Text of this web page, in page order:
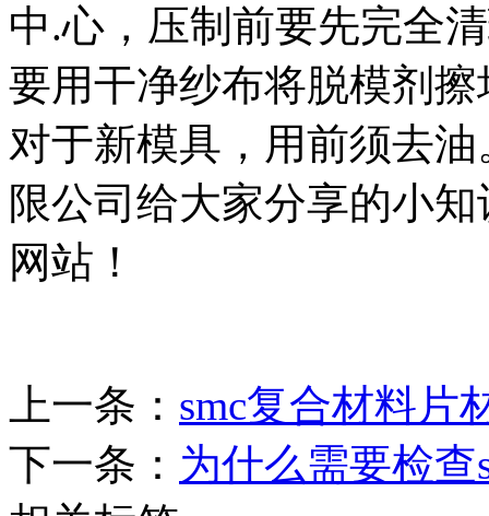
中.心，压制前要先完全
要用干净纱布将脱模剂
对于新模具，用前须去
限公司给大家分享的小
网站！
上一条： smc复合材料片
下一条： 为什么需要检查